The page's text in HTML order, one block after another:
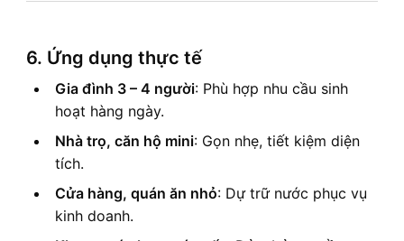
6. Ứng dụng thực tế
Gia đình 3 – 4 người: Phù hợp nhu cầu sinh
hoạt hàng ngày.
Nhà trọ, căn hộ mini: Gọn nhẹ, tiết kiệm diện
tích.
Cửa hàng, quán ăn nhỏ: Dự trữ nước phục vụ
kinh doanh.